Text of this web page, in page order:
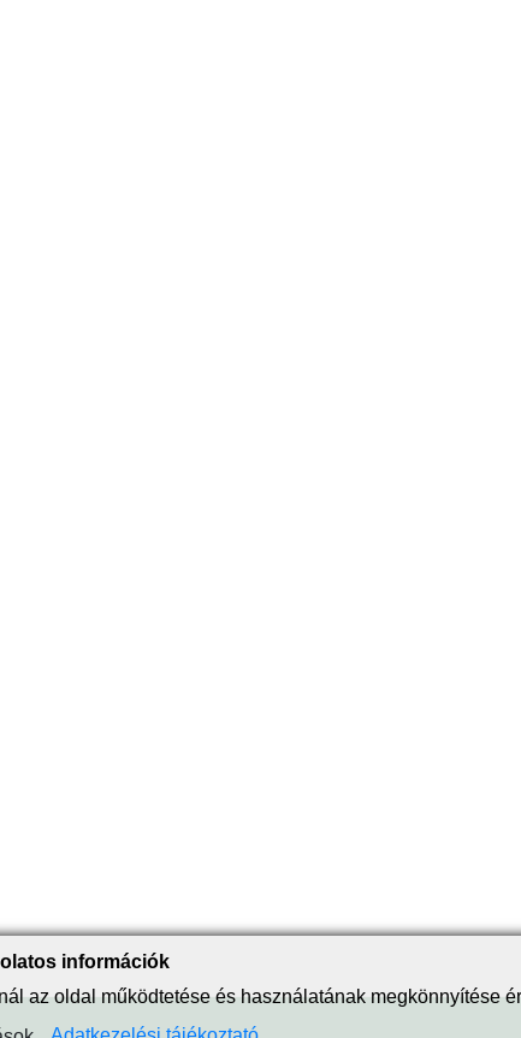
információk
az oldal működtetése és használatának megkönnyítése